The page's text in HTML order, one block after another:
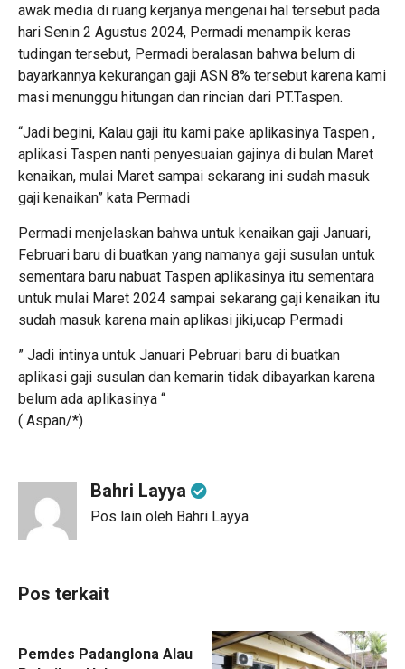
awak media di ruang kerjanya mengenai hal tersebut pada
hari Senin 2 Agustus 2024, Permadi menampik keras
tudingan tersebut, Permadi beralasan bahwa belum di
bayarkannya kekurangan gaji ASN 8% tersebut karena kami
masi menunggu hitungan dan rincian dari PT.Taspen.
“Jadi begini, Kalau gaji itu kami pake aplikasinya Taspen ,
aplikasi Taspen nanti penyesuaian gajinya di bulan Maret
kenaikan, mulai Maret sampai sekarang ini sudah masuk
gaji kenaikan” kata Permadi
Permadi menjelaskan bahwa untuk kenaikan gaji Januari,
Februari baru di buatkan yang namanya gaji susulan untuk
sementara baru nabuat Taspen aplikasinya itu sementara
untuk mulai Maret 2024 sampai sekarang gaji kenaikan itu
sudah masuk karena main aplikasi jiki,ucap Permadi
” Jadi intinya untuk Januari Pebruari baru di buatkan
aplikasi gaji susulan dan kemarin tidak dibayarkan karena
belum ada aplikasinya “
( Aspan/*)
Bahri Layya
Pos lain oleh Bahri Layya
Pos terkait
Pemdes Padanglona Alau